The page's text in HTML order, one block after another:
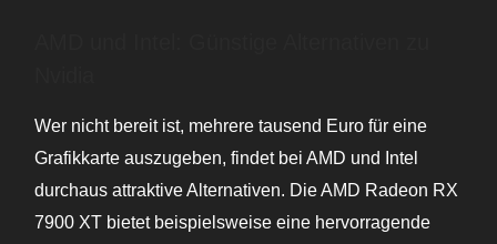
Wer nicht bereit ist, mehrere tausend Euro für eine
Grafikkarte auszugeben, findet bei AMD und Intel
durchaus attraktive Alternativen. Die AMD Radeon RX
7900 XT bietet beispielsweise eine hervorragende